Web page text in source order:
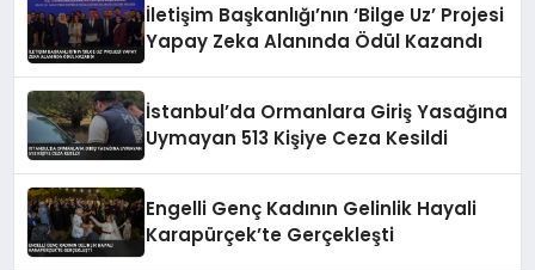
İletişim Başkanlığı’nın ‘Bilge Uz’ Projesi
Yapay Zeka Alanında Ödül Kazandı
İstanbul’da Ormanlara Giriş Yasağına
Uymayan 513 Kişiye Ceza Kesildi
Engelli Genç Kadının Gelinlik Hayali
Karapürçek’te Gerçekleşti